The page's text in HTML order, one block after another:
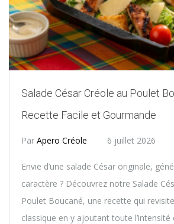
Salade César Créole au Poulet
Recette Facile et Gourmande
Par Apero Créole 6 juillet 2026
Envie d’une salade César originale,
caractère ? Découvrez notre Salade
Poulet Boucané, une recette qui
classique en y ajoutant toute l’intensité